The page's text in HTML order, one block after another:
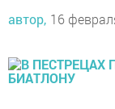
автор, 16